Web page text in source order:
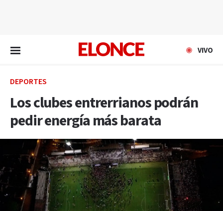
VIVO
DEPORTES
Los clubes entrerrianos podrán
pedir energía más barata